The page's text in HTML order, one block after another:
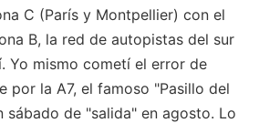
C (París y Montpellier) con el
B, la red de autopistas del sur
Yo mismo cometí el error de
por la A7, el famoso "Pasillo del
sábado de "salida" en agosto. Lo